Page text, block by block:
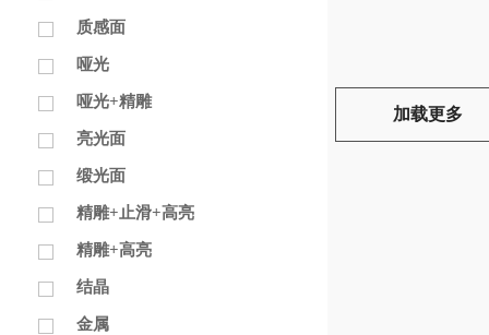
质感面
哑光
哑光+精雕
亮光面
缎光面
精雕+止滑+高亮
精雕+高亮
结晶
金属
加载更多